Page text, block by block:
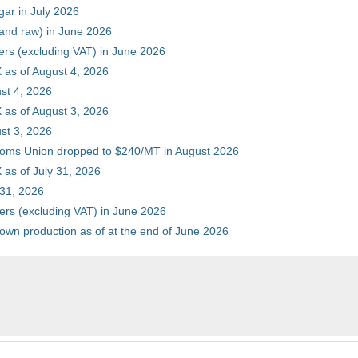
in July 2026
raw) in June 2026
(excluding VAT) in June 2026
as of August 4, 2026
4, 2026
as of August 3, 2026
3, 2026
Union dropped to $240/MT in August 2026
as of July 31, 2026
2026
(excluding VAT) in June 2026
production as of at the end of June 2026